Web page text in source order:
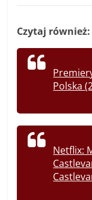
Czytaj również:
Polska
Netflix: